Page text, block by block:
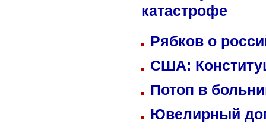
катастрофе
Рябков о
США:
Потоп в
Ювелирный